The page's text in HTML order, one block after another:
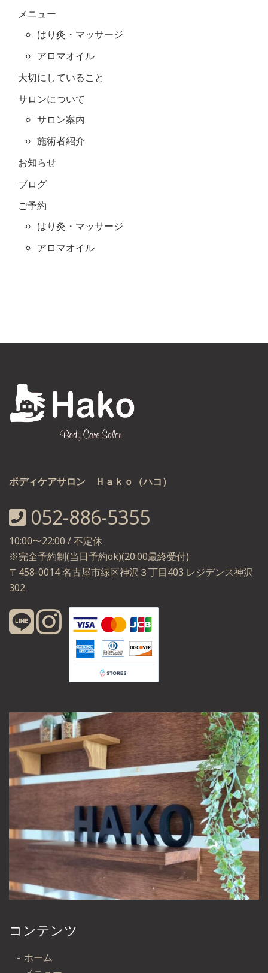
メニュー
はり灸・マッサージ
アロマオイル
大切にしていること
サロンについて
サロン案内
施術者紹介
お知らせ
ブログ
ご予約
はり灸・マッサージ
アロマオイル
ボディケアサロン Ｈａｋｏ（ハコ）
052-886-5355
10:00〜22:00 / 不定休
※完全予約制(当日予約ok)(20:00最終受付)
〒458-0014 名古屋市緑区神沢３丁目403 レジデンス神沢
302
コンテンツ
ホーム